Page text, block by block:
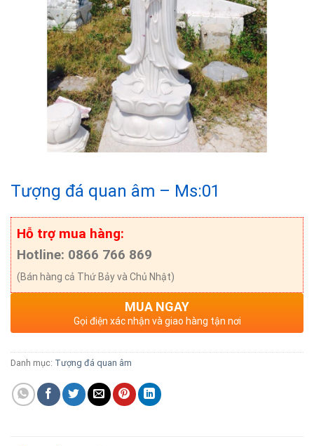
Tượng đá quan âm – Ms:01
Hỗ trợ mua hàng:
Hotline: 0866 766 869
(Bán hàng cả Thứ Bảy và Chủ Nhật)
MUA NGAY
Gọi điện xác nhận và giao hàng tận nơi
Danh mục: Tượng đá quan âm